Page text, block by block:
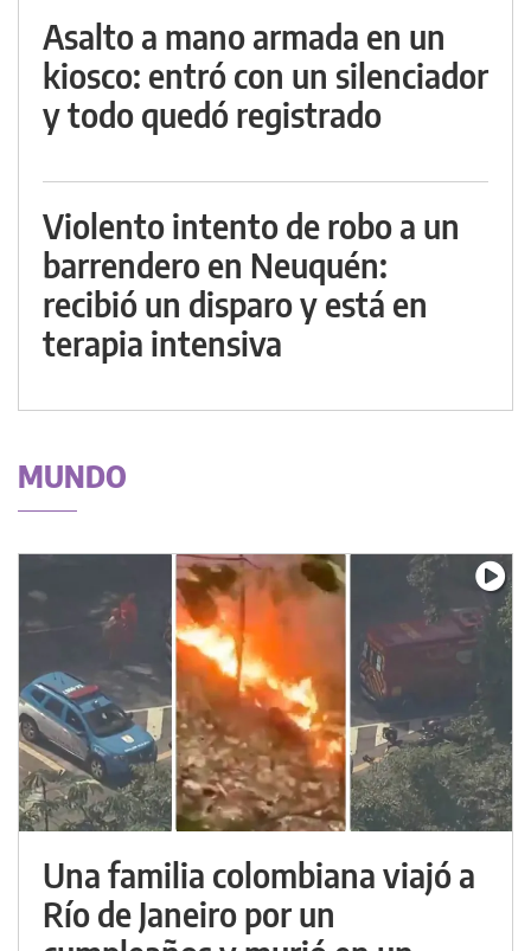
Asalto a mano armada en un
kiosco: entró con un silenciador
y todo quedó registrado
Violento intento de robo a un
barrendero en Neuquén:
recibió un disparo y está en
terapia intensiva
MUNDO
Una familia colombiana viajó a
Río de Janeiro por un